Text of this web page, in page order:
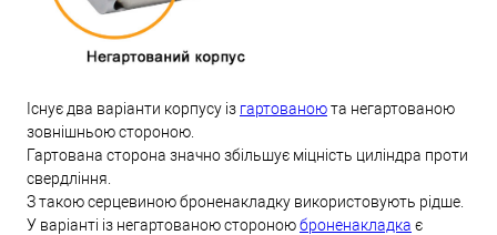
Існує два варіанти корпусу із гартованоюта негартованою
зовнішньою стороною.
Гартована сторона значно збільшує міцність циліндра проти
свердління.
З такою серцевиною броненакладку використовують рідше.
У варіанті із негартованою стороноюброненакладка є